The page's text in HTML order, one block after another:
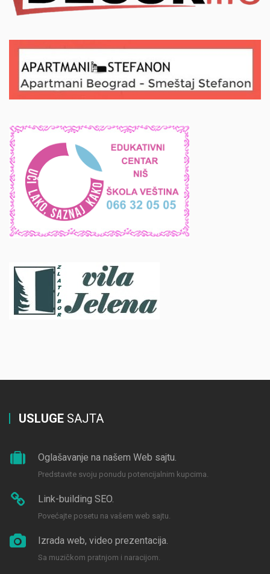
USLUGE SAJTA
Oglašavanje na našem Web sajtu.
Predstavite svoju ponudu potencijalnim kupcima.
Link-building SEO.
Povećajte posetu na vašem web sajtu.
Izrada web, video prezentacija.
Sa muzičkom pratnjom i naracijom.